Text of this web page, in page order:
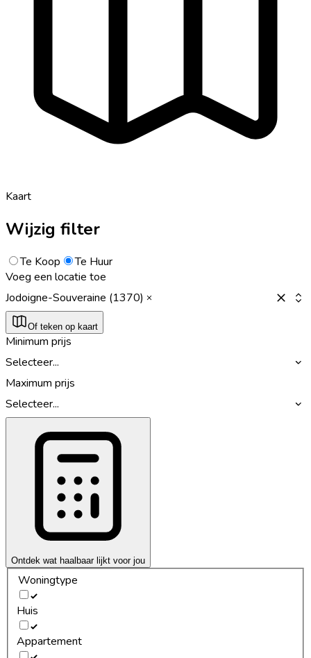
Kaart
Wijzig filter
Te Koop
Te Huur
Voeg een locatie toe
Jodoigne-Souveraine (1370)
Of teken op kaart
Minimum prijs
Selecteer...
Maximum prijs
Selecteer...
Ontdek wat haalbaar lijkt voor jou
Woningtype
Huis
Appartement